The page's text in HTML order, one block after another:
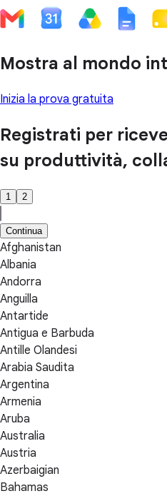
Mostra al mondo
Inizia la prova gratuita
Registrati per
su produttività,
1 2
Continua
Afghanistan
Albania
Andorra
Anguilla
Antartide
Antigua e Barbuda
Antille Olandesi
Arabia Saudita
Argentina
Armenia
Aruba
Australia
Austria
Azerbaigian
Bahamas